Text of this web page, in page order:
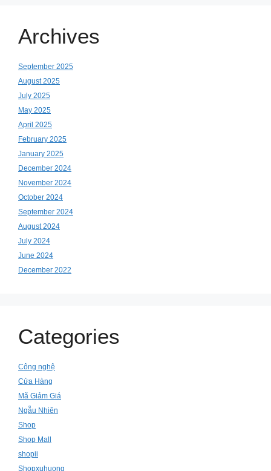
Archives
September 2025
August 2025
July 2025
May 2025
April 2025
February 2025
January 2025
December 2024
November 2024
October 2024
September 2024
August 2024
July 2024
June 2024
December 2022
Categories
Công nghệ
Cửa Hàng
Mã Giảm Giá
Ngẫu Nhiên
Shop
Shop Mall
shopii
Shopxuhuong